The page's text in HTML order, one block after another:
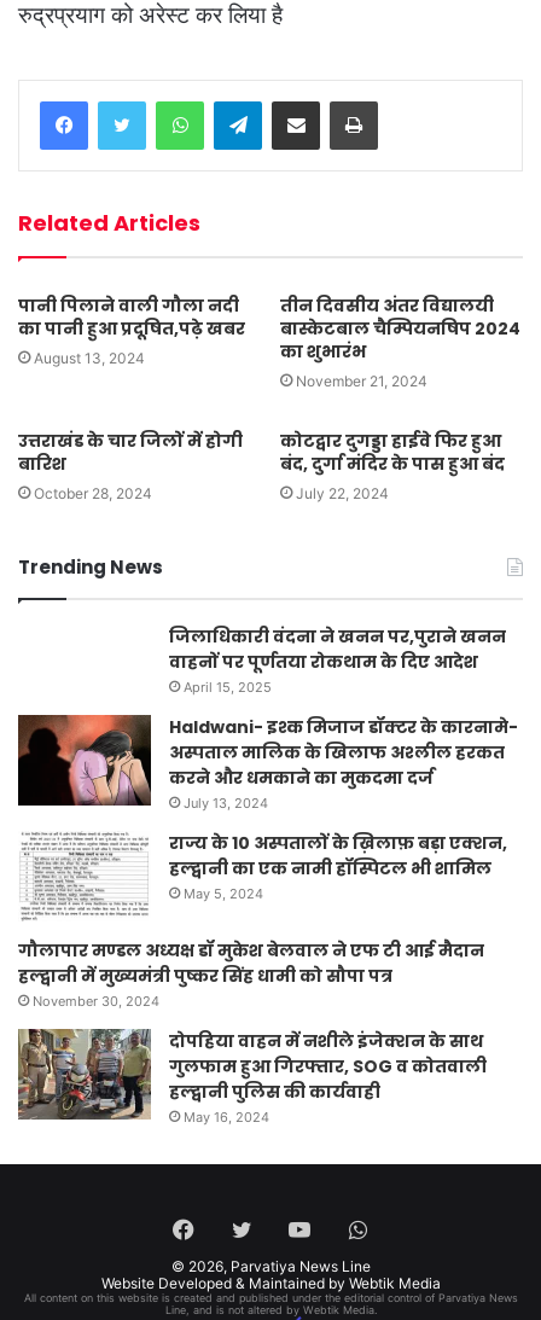
रुद्रप्रयाग को अरेस्ट कर लिया है
WhatsAppTelegramShare via Email Print
Related Articles
पानी पिलाने वाली गौला नदी
का पानी हुआ प्रदूषित,पढ़े खबर
August 13, 2024
तीन दिवसीय अंतर विद्यालयी
बास्केटबाल चैम्पियनषिप 2024
का शुभारंभ
November 21, 2024
उत्तराखंड के चार जिलों में होगी
बारिश
October 28, 2024
कोटद्वार दुगड्डा हाईवे फिर हुआ
बंद, दुर्गा मंदिर के पास हुआ बंद
July 22, 2024
Trending News
जिलाधिकारी वंदना ने खनन पर,पुराने खनन
वाहनों पर पूर्णतया रोकथाम के दिए आदेश
April 15, 2025
Haldwani- इश्क मिजाज डॉक्टर के कारनामे-
अस्पताल मालिक के खिलाफ अश्लील हरकत
करने और धमकाने का मुकदमा दर्ज
July 13, 2024
राज्य के 10 अस्पतालों के ख़िलाफ़ बड़ा एक्शन,
हल्द्वानी का एक नामी हॉस्पिटल भी शामिल
May 5, 2024
गौलापार मण्डल अध्यक्ष डॉ मुकेश बेलवाल ने एफ टी आई मैदान
हल्द्वानी में मुख्यमंत्री पुष्कर सिंह धामी को सौपा पत्र
November 30, 2024
दोपहिया वाहन में नशीले इंजेक्शन के साथ
गुलफाम हुआ गिरफ्तार, SOG व कोतवाली
हल्द्वानी पुलिस की कार्यवाही
May 16, 2024
Facebook
TwitterYouTubeWhatsApp
© 2026, Parvatiya News Line
Website Developed & Maintained by Webtik Media
All content on this website is created and published under the editorial control of Parvatiya News
Line, and is not altered by Webtik Media.